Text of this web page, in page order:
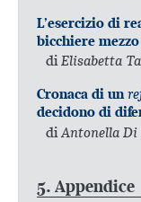
L’esercizio di
bicchiere
diElisabetta
Cronaca di un
decidono di
di Antonella
5. Appendice